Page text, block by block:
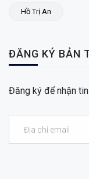
Hồ Trị An
ĐĂNG KÝ BẢN
Đăng ký để nhận